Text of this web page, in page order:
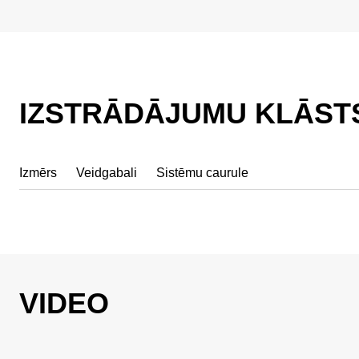
IZSTRĀDĀJUMU
Izmērs Veidgabali Sistēmu caurule
VIDEO